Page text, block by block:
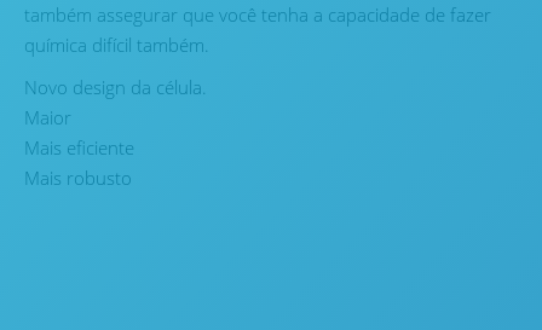
também assegurar que você tenha a capacidade de fazer
química difícil também.
Novo design da célula.
Maior
Mais eficiente
Mais robusto